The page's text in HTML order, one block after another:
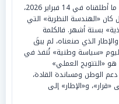
يعلن نبيل أبوالياسين أن ما أطلقناه في 14 فبراير 2026،
كان «الهندسة النظرية» التي
بستة أشهر. فالكلمة
الذي صنعناه، لم يبقَ
اليوم «سياسة وطنية» تُنفذ في
هو «التتويج العملي»
الوطن ومساندة القادة،
و«الإطار» إلى